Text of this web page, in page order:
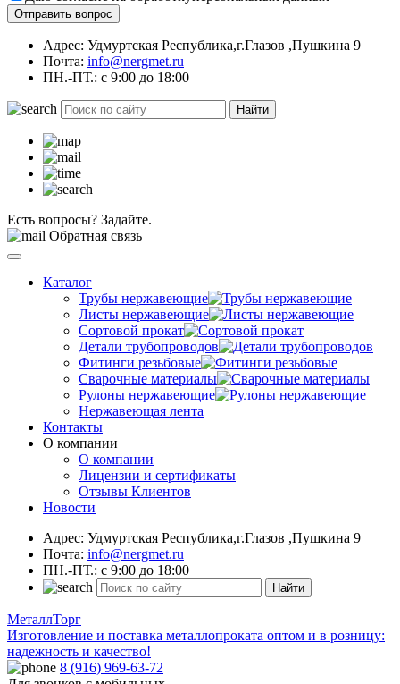
Адрес: Удмуртская Республика,г.Глазов ,Пушкина 9
Почта: info@nergmet.ru
ПН.-ПТ.: с 9:00 до 18:00
Найти
Есть вопросы? Задайте.
Обратная связь
Каталог
Трубы нержавеющие
Листы нержавеющие
Сортовой прокат
Детали трубопроводов
Фитинги резьбовые
Сварочные материалы
Рулоны нержавеющие
Нержавеющая лента
Контакты
О компании
О компании
Лицензии и сертификаты
Отзывы Клиентов
Новости
Адрес: Удмуртская Республика,г.Глазов ,Пушкина 9
Почта: info@nergmet.ru
ПН.-ПТ.: с 9:00 до 18:00
Найти
МеталлТорг
Изготовление и поставка металлопроката оптом и в розницу:
надежность и качество!
8 (916) 969-63-72